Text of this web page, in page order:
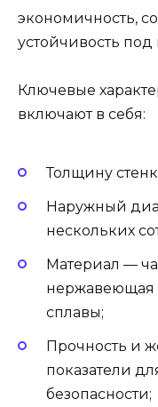
экономичность,
устойчивость под
Ключевые
включают в себя:
Толщину
Наружный
нескольких
Материал —
нержавеющая
сплавы;
Прочность и
показатели
безопасности;